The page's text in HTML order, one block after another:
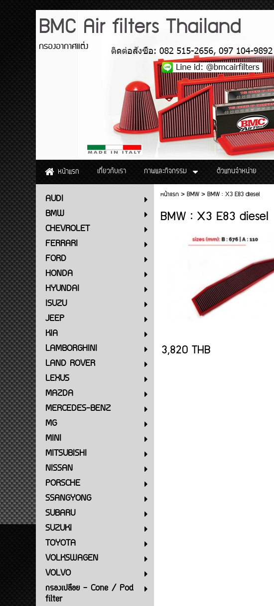
BMC Air filters Thailand
กรองอากาศแต่ง
หน้าแรก เกี่ยวกับเรา ภาพและกิจกรรม ตัวแทนจำหน่าย
AUDI
BMW
CHEVROLET
FERRARI
FORD
HONDA
HYUNDAI
ISUZU
JEEP
KIA
LAMBORGHINI
LAND ROVER
LEXUS
MAZDA
MERCEDES-BENZ
MG
MINI
MITSUBISHI
NISSAN
PORSCHE
SSANGYONG
SUBARU
SUZUKI
TOYOTA
VOLKSWAGEN
VOLVO
กรองเปลือย - Cone / Pod
filter
หน้าแรก>BMW>BMW : X3 E83 diesel
BMW : X3 E83 diesel
3,820 THB